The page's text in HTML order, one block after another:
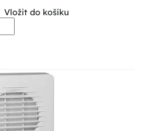
Vložit do košíku